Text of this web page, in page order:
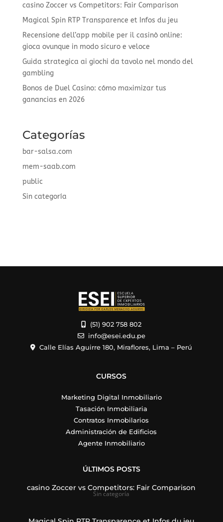
casino Zoccer vs Competitors: Fair Comparison
Magical Spin RTP Transparence et Infos du jeu
Recensione dell’app mobile per il casinò online:
gioca ovunque in modo sicuro e veloce
Guida strategica ai giochi da tavolo nel mondo del
gambling
Bonos de Duel Casino: cómo maximizar tus
ganancias en 2026
Categorías
bar-salsa.com
mem-saab.com
public
Sin categoría
(51) 902 758 802
info@esei.edu.pe
Calle Elías Aguirre 180, Miraflores, Lima – Perú
CURSOS
Marketing Digital Inmobiliario
Tasación Inmobiliaria
Contratos Inmobilarios
Administración de Edificios
Agente Inmobiliario
ÚLTIMOS POSTS
casino Zoccer vs Competitors: Fair Comparison
Sin categoría